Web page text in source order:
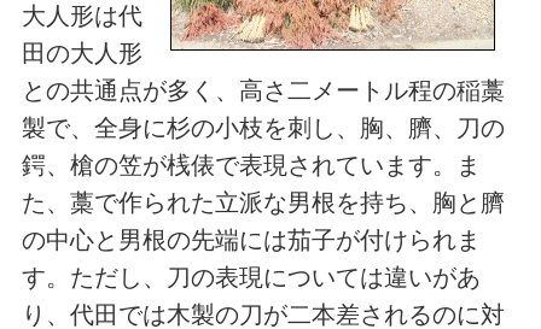
大人形は代
田の大人形
との共通点が多く、高さ二メートル程の稲藁
製で、全身に杉の小枝を刺し、胸、臍、刀の
鍔、槍の笠が桟俵で表現されています。ま
た、藁で作られた立派な男根を持ち、胸と臍
の中心と男根の先端には茄子が付けられま
す。ただし、刀の表現については違いがあ
り、代田では木製の刀が二本差されるのに対